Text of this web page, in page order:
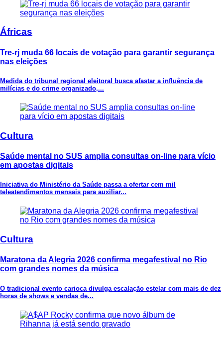
Áfricas
Tre-rj muda 66 locais de votação para garantir segurança
nas eleições
Medida do tribunal regional eleitoral busca afastar a influência de
milícias e do crime organizado,...
Cultura
Saúde mental no SUS amplia consultas on-line para vício
em apostas digitais
Iniciativa do Ministério da Saúde passa a ofertar cem mil
teleatendimentos mensais para auxiliar...
Cultura
Maratona da Alegria 2026 confirma megafestival no Rio
com grandes nomes da música
O tradicional evento carioca divulga escalação estelar com mais de dez
horas de shows e vendas de...